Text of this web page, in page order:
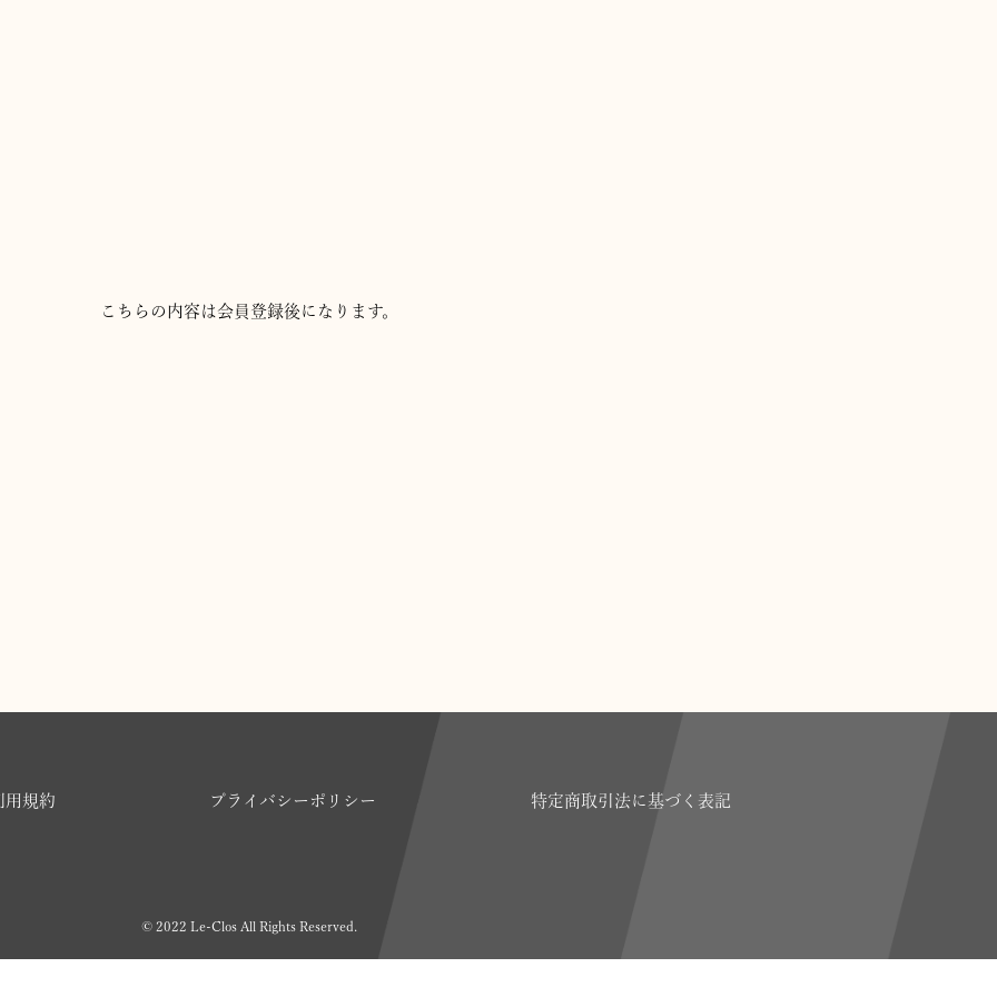
こちらの内容は会員登録後になります。
用規約 プライバシーポリシー 特定商取引法に基づく表記
© 2022 Le-Clos All Rights Reserved.